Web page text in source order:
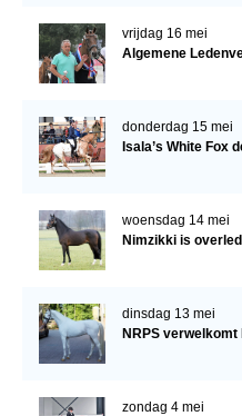
vrijdag 16 mei
Algemene
donderdag 15 mei
Isala’s White Fox
woensdag 14 mei
Nimzikki is
dinsdag 13 mei
NRPS verwelkomt
zondag 4 mei